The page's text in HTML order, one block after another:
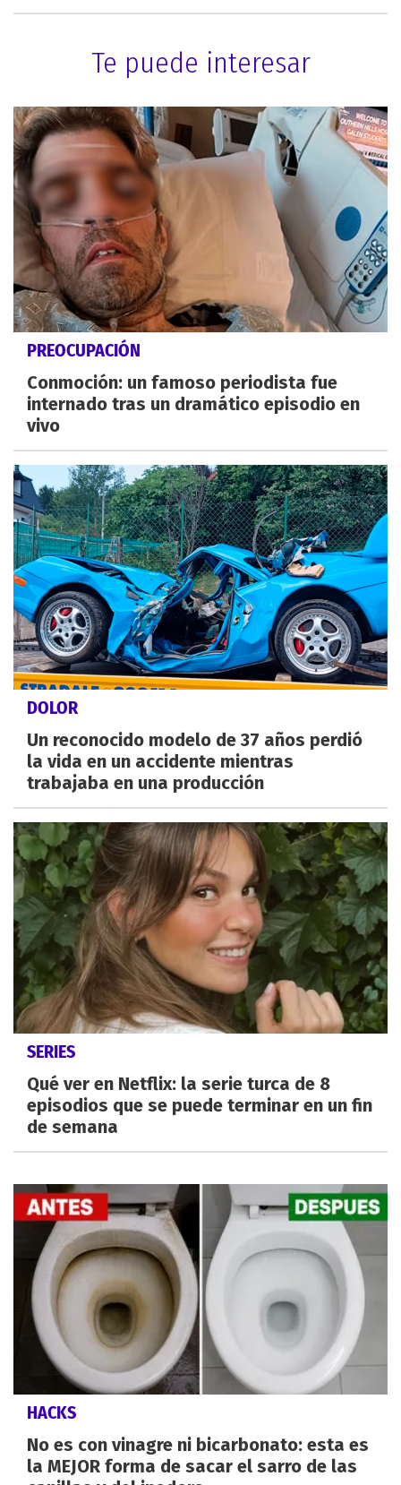
Te puede interesar
PREOCUPACIÓN
Conmoción: un famoso periodista fue
internado tras un dramático episodio en
vivo
DOLOR
Un reconocido modelo de 37 años perdió
la vida en un accidente mientras
trabajaba en una producción
SERIES
Qué ver en Netflix: la serie turca de 8
episodios que se puede terminar en un fin
de semana
HACKS
No es con vinagre ni bicarbonato: esta es
la MEJOR forma de sacar el sarro de las